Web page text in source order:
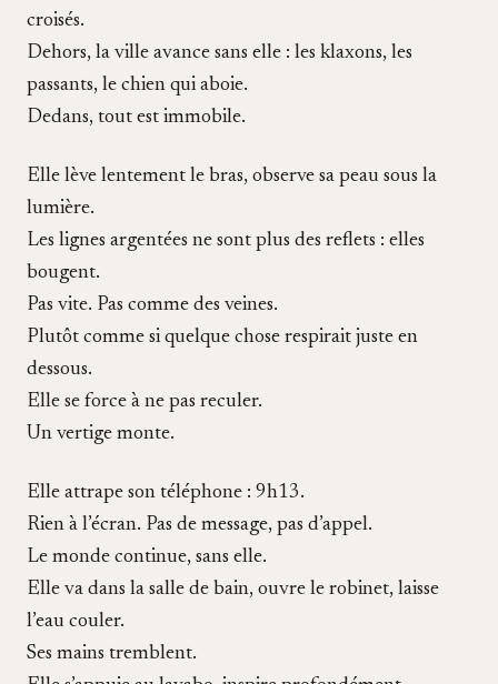
croisés.
Dehors, la ville avance sans elle : les klaxons, les
passants, le chien qui aboie.
Dedans, tout est immobile.
Elle lève lentement le bras, observe sa peau sous la
lumière.
Les lignes argentées ne sont plus des reflets : elles
bougent.
Pas vite. Pas comme des veines.
Plutôt comme si quelque chose respirait juste en
dessous.
Elle se force à ne pas reculer.
Un vertige monte.
Elle attrape son téléphone : 9h13.
Rien à l’écran. Pas de message, pas d’appel.
Le monde continue, sans elle.
Elle va dans la salle de bain, ouvre le robinet, laisse
l’eau couler.
Ses mains tremblent.